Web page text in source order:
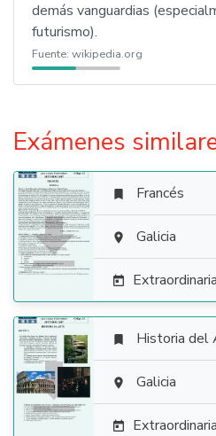
demás vanguardias
futurismo).
Fuente: wikipedia.org
Exámenes

 Francés
 Galicia


 Historia del
 Galicia
